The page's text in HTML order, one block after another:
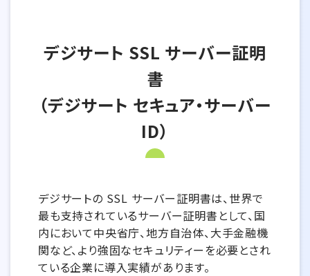
デジサート SSL サーバー証明
書
（デジサート セキュア・サーバー
ID）
デジサートの SSL サーバー証明書は、世界で
最も支持されているサーバー証明書として、国
内において中央省庁、地方自治体、大手金融機
関など、より強固なセキュリティーを必要とされ
ている企業に導入実績があります。